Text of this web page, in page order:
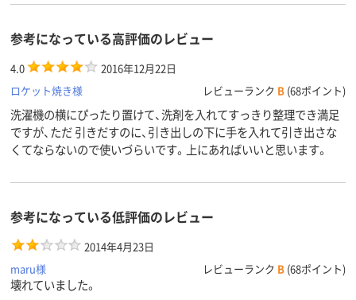
参考になっている高評価のレビュー
4.0
2016年12月22日
ロケット焼き様
レビューランク B (68ポイント)
洗濯機の横にぴったり置けて、洗剤を入れてすっきり整理でき満足
ですが、ただ 引きだすのに、引き出しの下に手を入れて引き出さな
くてならないので使いづらいです。上にあればいいと思います。
参考になっている低評価のレビュー
2014年4月23日
maru様
レビューランク B (68ポイント)
壊れていました。